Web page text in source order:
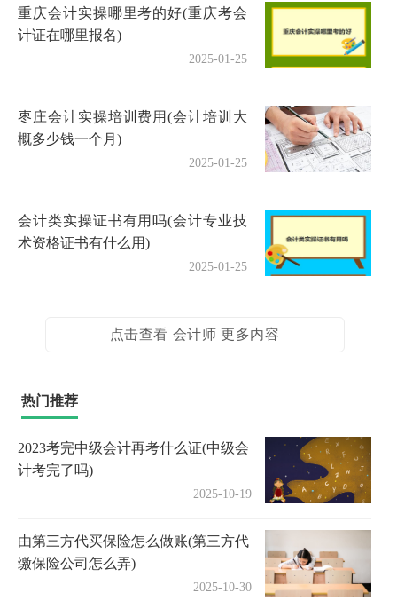
重庆会计实操哪里考的好(重庆考会
计证在哪里报名)
2025-01-25
枣庄会计实操培训费用(会计培训大
概多少钱一个月)
2025-01-25
会计类实操证书有用吗(会计专业技
术资格证书有什么用)
2025-01-25
点击查看 会计师 更多内容
热门推荐
2023考完中级会计再考什么证(中级会
计考完了吗)
2025-10-19
由第三方代买保险怎么做账(第三方代
缴保险公司怎么弄)
2025-10-30